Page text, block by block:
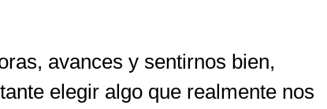
avances y sentirnos bien,
elegir algo que realmente nos